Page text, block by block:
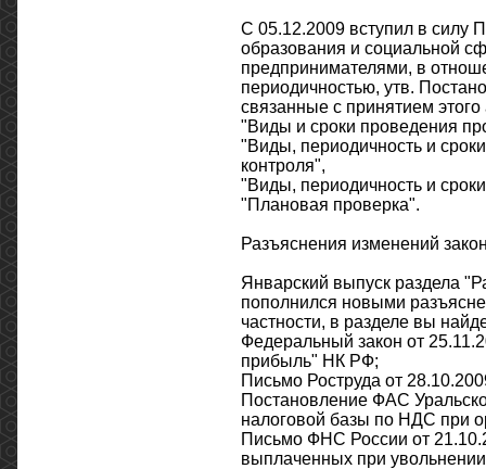
C 05.12.2009 вступил в силу
образования и социальной
предпринимателями, в
периодичностью, утв.
связанные с принятием
"Виды и сроки проведения
"Виды, периодичность и
контроля",
"Виды, периодичность и
"Плановая проверка".
Разъяснения изменений
Январский выпуск раздела
пополнился новыми
частности, в разделе вы
Федеральный закон от
прибыль" НК РФ;
Письмо Роструда от
Постановление ФАС
налоговой базы по НДС при
Письмо ФНС России от
выплаченных при